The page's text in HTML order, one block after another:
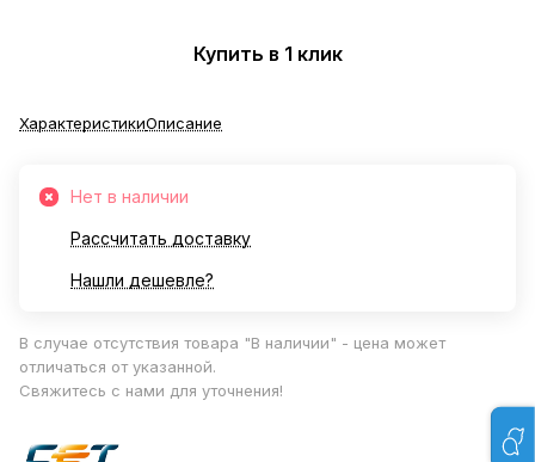
Купить в 1 клик
ХарактеристикиОписание
Нет в наличии
Рассчитать доставку
Нашли дешевле?
В случае отсутствия товара "В наличии" - цена может
отличаться от указанной.
Свяжитесь с нами для уточнения!